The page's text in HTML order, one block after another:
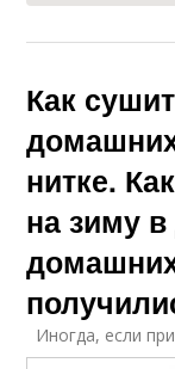
Как
нитке.
на зиму в
Иногда, если